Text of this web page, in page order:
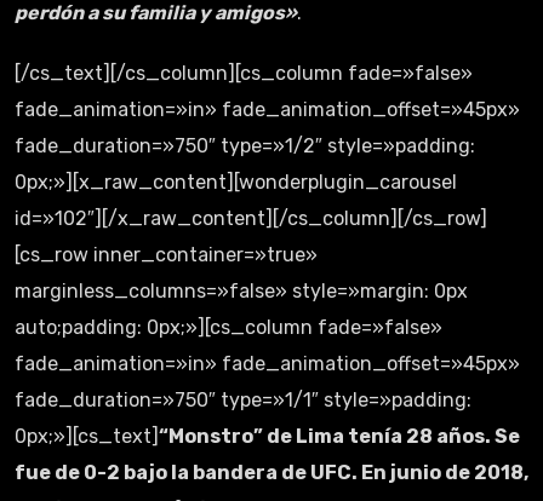
perdón a su familia y amigos».
[/cs_text][/cs_column][cs_column fade=»false»
fade_animation=»in» fade_animation_offset=»45px»
fade_duration=»750″ type=»1/2″ style=»padding:
0px;»][x_raw_content][wonderplugin_carousel
id=»102″][/x_raw_content][/cs_column][/cs_row]
[cs_row inner_container=»true»
marginless_columns=»false» style=»margin: 0px
auto;padding: 0px;»][cs_column fade=»false»
fade_animation=»in» fade_animation_offset=»45px»
fade_duration=»750″ type=»1/1″ style=»padding:
0px;»][cs_text]“Monstro” de Lima tenía 28 años. Se
fue de 0-2 bajo la bandera de UFC. En junio de 2018,